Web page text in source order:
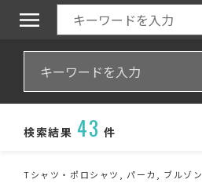
検索結果 43 件
Tシャツ・ポロシャツ, パーカ, ブルゾン